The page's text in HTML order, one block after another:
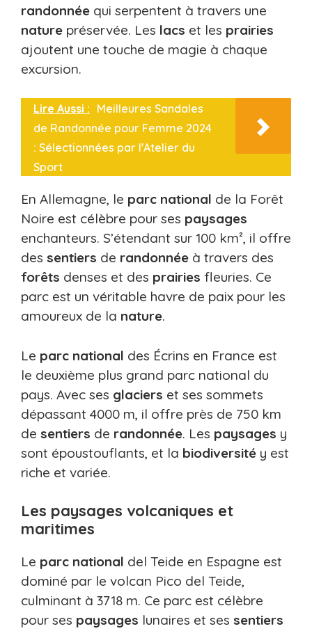
randonnée qui serpentent à travers une
nature préservée. Les lacs et les prairies
ajoutent une touche de magie à chaque
excursion.
Lire Aussi : Meilleures Sandales
de Randonnée pour Femme 2024
: Sélectionnées par l'Atelier du
Sport
En Allemagne, le parc national de la Forêt
Noire est célèbre pour ses paysages
enchanteurs. S’étendant sur 100 km², il offre
des sentiers de randonnée à travers des
forêts denses et des prairies fleuries. Ce
parc est un véritable havre de paix pour les
amoureux de la nature.
Le parc national des Écrins en France est
le deuxième plus grand parc national du
pays. Avec ses glaciers et ses sommets
dépassant 4000 m, il offre près de 750 km
de sentiers de randonnée. Les paysages y
sont époustouflants, et la biodiversité y est
riche et variée.
Les paysages volcaniques et
maritimes
Le parc national del Teide en Espagne est
dominé par le volcan Pico del Teide,
culminant à 3718 m. Ce parc est célèbre
pour ses paysages lunaires et ses sentiers